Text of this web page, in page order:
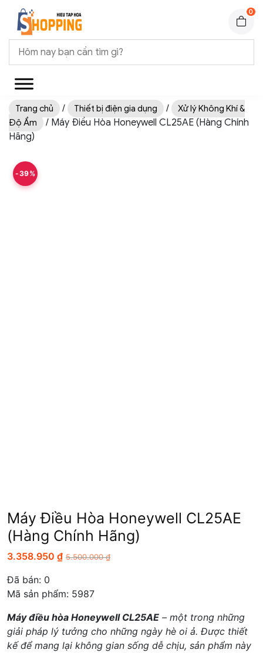
0
Trang chủ / Thiết bị điện gia dụng /
Xử lý Không Khí &
Độ Ẩm
/ Máy Điều Hòa Honeywell CL25AE (Hàng Chính
Hãng)
-39%
Máy Điều Hòa Honeywell CL25AE
(Hàng Chính Hãng)
3.358.950 ₫ 5.500.000₫
Đã bán: 0
Mã sản phẩm: 5987
Máy điều hòa Honeywell CL25AE – một trong những
giải pháp lý tưởng cho những ngày hè oi ả. Được thiết
kế để mang lại không gian sống dễ chịu, sản phẩm này